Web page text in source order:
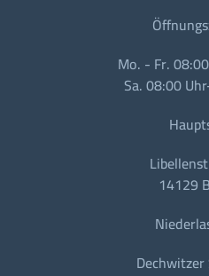
Mo. - Fr.
Sa. 08:00
14129